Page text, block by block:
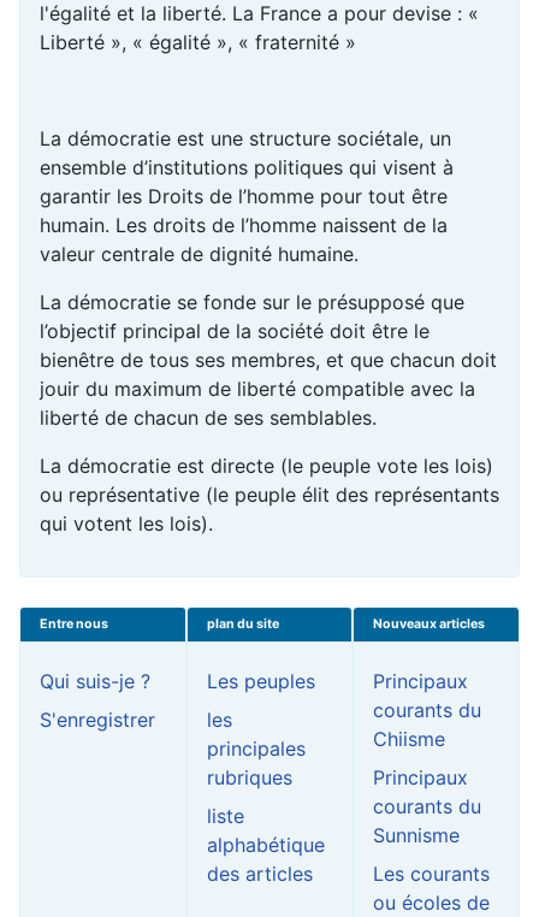
l'égalité et la liberté. La France a pour devise : «
Liberté », « égalité », « fraternité »
La démocratie est une structure sociétale, un
ensemble d’institutions politiques qui visent à
garantir les Droits de l’homme pour tout être
humain. Les droits de l’homme naissent de la
valeur centrale de dignité humaine.
La démocratie se fonde sur le présupposé que
l’objectif principal de la société doit être le
bienêtre de tous ses membres, et que chacun doit
jouir du maximum de liberté compatible avec la
liberté de chacun de ses semblables.
La démocratie est directe (le peuple vote les lois)
ou représentative (le peuple élit des représentants
qui votent les lois).
Entre nous
Qui suis-je ?
S'enregistrer
plan du site
Les peuples
les
principales
rubriques
liste
alphabétique
des articles
Nouveaux articles
Principaux
courants du
Chiisme
Principaux
courants du
Sunnisme
Les courants
ou écoles de